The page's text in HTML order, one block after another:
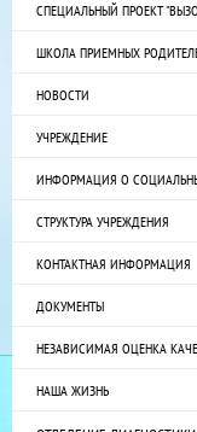
СПЕЦИАЛЬНЫЙ ПРОЕКТ
ШКОЛА ПРИЕМНЫХ
НОВОСТИ
УЧРЕЖДЕНИЕ
ИНФОРМАЦИЯ О
СТРУКТУРА УЧРЕЖДЕНИЯ
КОНТАКТНАЯ ИНФОРМАЦИЯ
ДОКУМЕНТЫ
НЕЗАВИСИМАЯ ОЦЕНКА
НАША ЖИЗНЬ